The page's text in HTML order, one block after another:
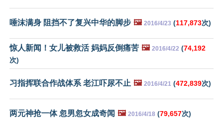
唾沫满身 阻挡不了复兴中华的脚步 🖼️ 2016/4/23 (117,873次)
惊人新闻！女儿被救活 妈妈反倒痛苦 🖼️ 2016/4/22 (74,192
次)
习指挥联合作战体系 老江吓尿不止 🖼️ 2016/4/21 (472,839次)
两元神抢一体 忽男忽女成奇闻 🖼️ 2016/4/18 (79,657次)